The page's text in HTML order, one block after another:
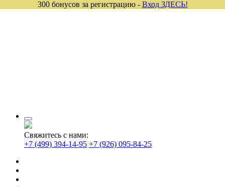
Свяжитесь с нами:
+7 (499) 394-14-95 +7 (926) 095-84-25
300 бонусов за регистрацию - Вход ЗДЕСЬ!